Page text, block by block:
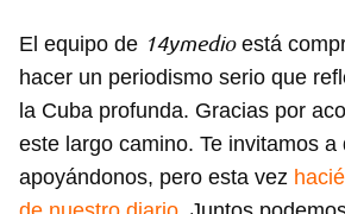
El equipo de 14ymedioestá
hacer un periodismo serio que
la Cuba profunda. Gracias por
este largo camino. Te invitamos a
apoyándonos, pero esta vez